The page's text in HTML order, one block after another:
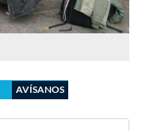
AVÍSANOS